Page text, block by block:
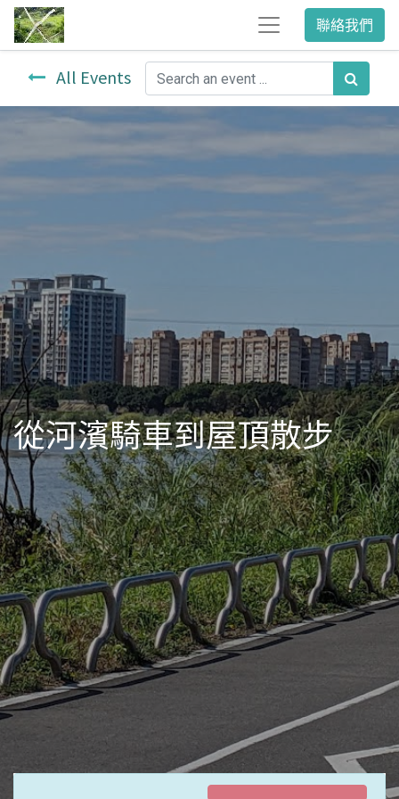
聯絡我們
All Events
從河濱騎車到屋頂散步